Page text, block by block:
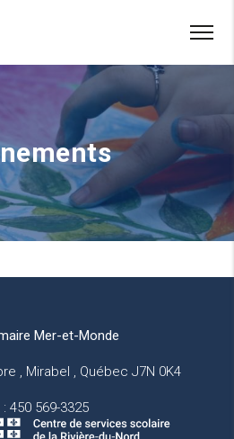
Mer-et-Monde
, Mirabel , Québec J7N 0K4
: 450 569-3325